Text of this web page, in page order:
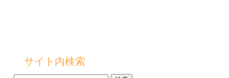
サイト内検索